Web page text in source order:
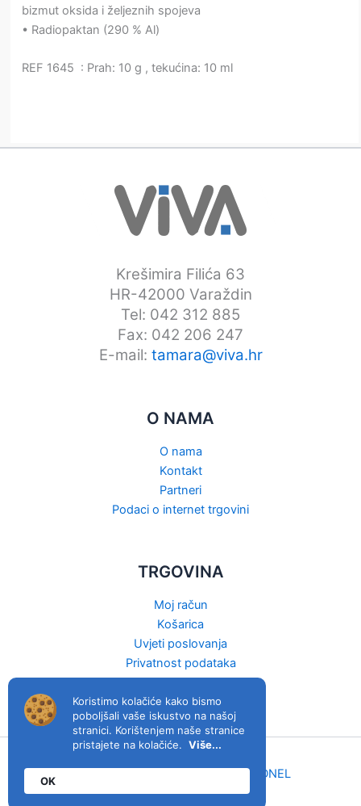
bizmut oksida i željeznih spojeva
• Radiopaktan (290 % Al)
REF 1645 : Prah: 10 g , tekućina: 10 ml
Koristimo kolačiće kako bismo
poboljšali vaše iskustvo na našoj
stranici. Korištenjem naše stranice
pristajete na kolačiće. Više...
OK
Krešimira Filića 63
HR-42000 Varaždin
Tel: 042 312 885
Fax: 042 206 247
E-mail: tamara@viva.hr
O NAMA
O nama
Kontakt
Partneri
Podaci o internet trgovini
TRGOVINA
Moj račun
Košarica
Uvjeti poslovanja
Privatnost podataka
Raskid ugovora
MIDNEL